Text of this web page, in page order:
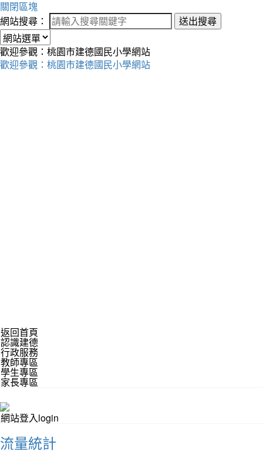
關閉區塊
網站搜尋：
送出搜尋
歡迎參觀：桃園市建德國民小學網站
歡迎參觀：桃園市建德國民小學網站
返回首頁
認識建德
行政服務
教師專區
學生專區
家長專區
網站登入login
流量統計